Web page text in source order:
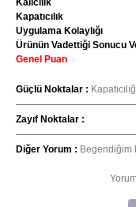
Kapatıcılık
Uygulama Kolaylığı
Ürünün Vadettiği Sonucu
Genel Puan
Güçlü Noktalar :
Zayıf Noktalar :
Diğer Yorum : Begendiğim